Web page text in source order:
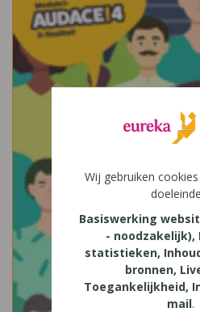
Wij gebruiken
Basiswerking
- noodzakelijk),
statistieken,
bronnen,
Toegankelijkheid,
mail.